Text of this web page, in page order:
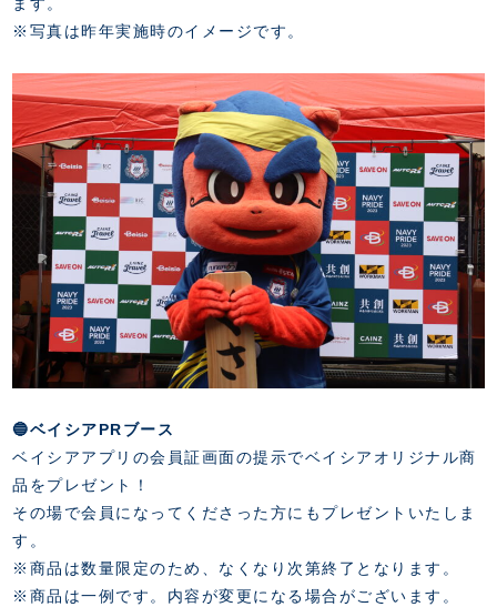
ます。
※写真は昨年実施時のイメージです。
🔵ベイシアPRブース
ベイシアアプリの会員証画面の提示でベイシアオリジナル商
品をプレゼント！
その場で会員になってくださった方にもプレゼントいたしま
す。
※商品は数量限定のため、なくなり次第終了となります。
※商品は一例です。内容が変更になる場合がございます。